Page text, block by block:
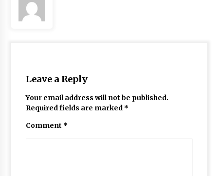
Leave a Reply
Your email address will not be published.
Required fields are marked *
Comment *